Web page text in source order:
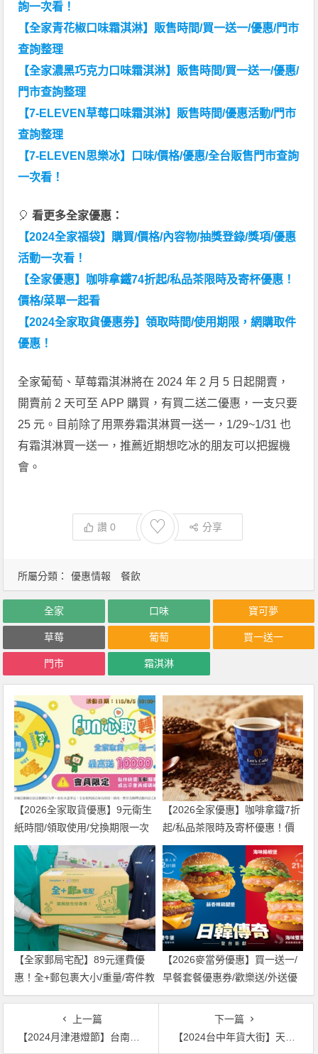
詢一次看！
【全家青花椒口味霜淇淋】販售時間/買一送一/優惠/門市
查詢整理
【全家濃黑巧克力口味霜淇淋】販售時間/買一送一/優惠/
門市查詢整理
【7-ELEVEN草莓口味霜淇淋】販售時間/優惠活動/門市
查詢整理
【7-ELEVEN思樂冰】口味/價格/優惠/全台販售門市查詢
一次看！
🎈看更多全家優惠：
【2024全家福袋】購買/價格/內容物/抽獎登錄/獎項/優惠
活動一次看！
【全家優惠】咖啡拿鐵74折起/私品茶限時及寄杯優惠！
價格/菜單一起看
【2024全家取貨優惠券】領取時間/使用期限，網購取件
優惠！
全家葡萄、草莓霜淇淋將在 2024 年 2 月 5 日起開賣，
開賣前 2 天可至 APP 購買，有買二送二優惠，一支只要
25 元。目前除了用票券霜淇淋買一送一，1/29~1/31 也
有霜淇淋買一送一，推薦近期想吃冰的朋友可以把握機
會。
讚0 ♡ 分享
所屬分類： 優惠情報 餐飲
全家 口味 寶可夢
草莓 葡萄 買一送一
門市 霜淇淋
【2026全家取貨優惠】9元衛生
紙時間/領取使用/兌換期限一次
看！
【2026全家優惠】咖啡拿鐵7折
起/私品茶限時及寄杯優惠！價
格/菜單一起看
【全家郵局宅配】89元運費優
惠！全+郵包裹大小/重量/寄件教
學一次看
【2026麥當勞優惠】買一送一/
早餐套餐優惠券/歡樂送/外送優
惠/菜單整理
上一篇
【2024月津港燈節】台南鹽水燈會時間/官網/作品地圖/交通整理
下一篇
【2024台中年貨大街】天津/一中商圈營業時間/抽獎活動/停車整理